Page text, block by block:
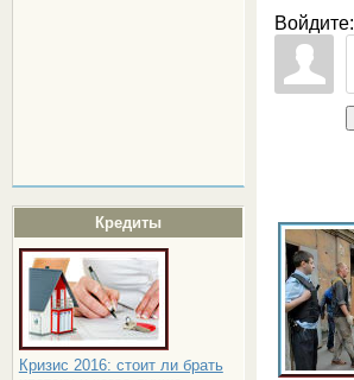
Кредиты
Кризис 2016: стоит ли брать
Войдите: